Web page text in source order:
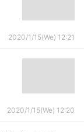
2020/1/15(We) 12:21
2020/1/15(We) 12:20